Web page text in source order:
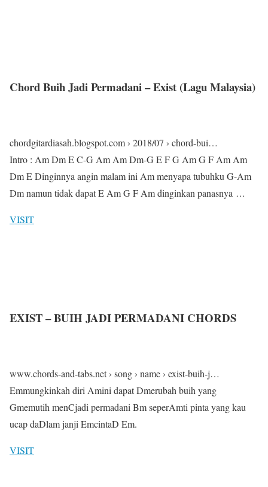
Chord Buih Jadi Permadani – Exist (Lagu Malaysia)
chordgitardiasah.blogspot.com › 2018/07 › chord-bui…
Intro : Am Dm E C-G Am Am Dm-G E F G Am G F Am Am
Dm E Dinginnya angin malam ini Am menyapa tubuhku G-Am
Dm namun tidak dapat E Am G F Am dinginkan panasnya …
VISIT
EXIST – BUIH JADI PERMADANI CHORDS
www.chords-and-tabs.net › song › name › exist-buih-j…
Emmungkinkah diri Amini dapat Dmerubah buih yang
Gmemutih menCjadi permadani Bm seperAmti pinta yang kau
ucap daDlam janji EmcintaD Em.
VISIT